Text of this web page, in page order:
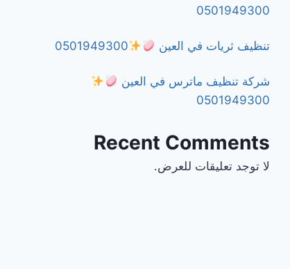
0501949300
تنظيف ثريات في العين 0501949300
شركة تنظيف ماترس في العين
0501949300
Recent Comments
لا توجد تعليقات للعرض.